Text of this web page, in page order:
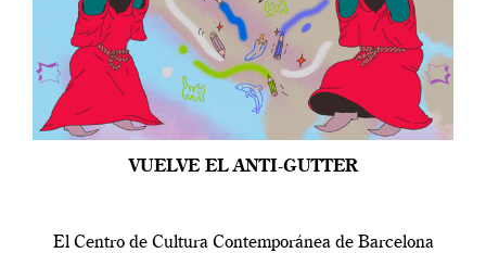
VUELVE EL ANTI-GUTTER
El Centro de Cultura Contemporánea de Barcelona